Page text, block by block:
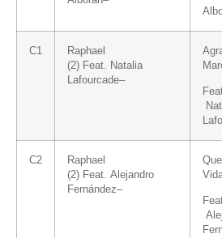
C1
Raphael
(2) Feat. Natalia
Lafourcade–
C2
Raphael
(2) Feat. Alejandro
Fernández–